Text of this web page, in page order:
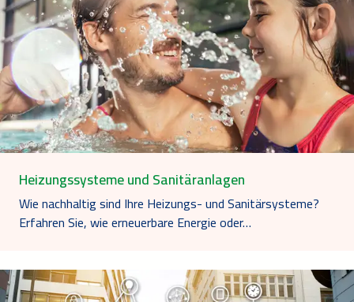
Heizungssysteme und Sanitäranlagen
Wie nachhaltig sind Ihre Heizungs- und Sanitärsysteme?
Erfahren Sie, wie erneuerbare Energie oder…